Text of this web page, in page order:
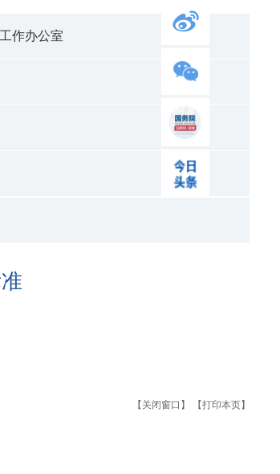
作办公室
【关闭窗口】 【打印本页】